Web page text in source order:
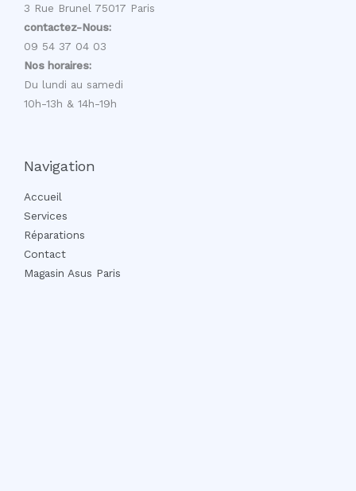
3 Rue Brunel 75017 Paris
contactez-Nous:
09 54 37 04 03
Nos horaires:
Du lundi au samedi
10h-13h & 14h-19h
Navigation
Accueil
Services
Réparations
Contact
Magasin Asus Paris